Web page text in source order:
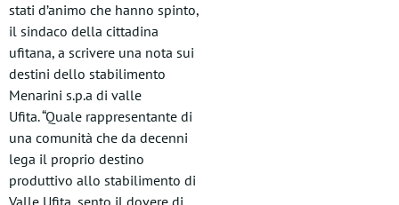
stati d’animo che hanno spinto,
il sindaco della cittadina
ufitana, a scrivere una nota sui
destini dello stabilimento
Menarini s.p.a di valle
Ufita. “Quale rappresentante di
una comunità che da decenni
lega il proprio destino
produttivo allo stabilimento di
Valle Ufita, sento il dovere di